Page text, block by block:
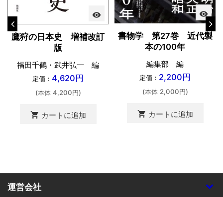
visibility
鷹狩の日本史 増補改訂
版
福田千鶴・武井弘一 編
定価： 4,620円
(本体 4,200円)
shopping_cart カートに追加
visibility
書物学 第27巻 近代製
本の100年
編集部 編
定価： 2,200円
(本体 2,000円)
shopping_cart カートに追加
運営会社